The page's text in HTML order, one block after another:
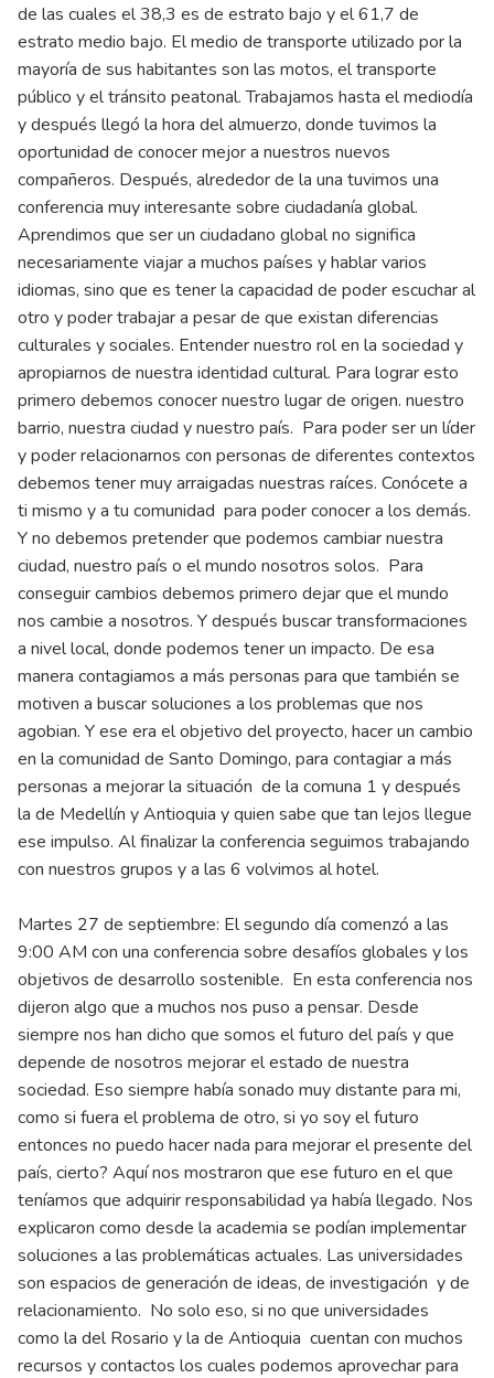
de las cuales el 38,3 es de estrato bajo y el 61,7 de
estrato medio bajo. El medio de transporte utilizado por la
mayoría de sus habitantes son las motos, el transporte
público y el tránsito peatonal. Trabajamos hasta el mediodía
y después llegó la hora del almuerzo, donde tuvimos la
oportunidad de conocer mejor a nuestros nuevos
compañeros. Después, alrededor de la una tuvimos una
conferencia muy interesante sobre ciudadanía global.
Aprendimos que ser un ciudadano global no significa
necesariamente viajar a muchos países y hablar varios
idiomas, sino que es tener la capacidad de poder escuchar al
otro y poder trabajar a pesar de que existan diferencias
culturales y sociales. Entender nuestro rol en la sociedad y
apropiarnos de nuestra identidad cultural. Para lograr esto
primero debemos conocer nuestro lugar de origen. nuestro
barrio, nuestra ciudad y nuestro país. Para poder ser un líder
y poder relacionarnos con personas de diferentes contextos
debemos tener muy arraigadas nuestras raíces. Conócete a
ti mismo y a tu comunidad para poder conocer a los demás.
Y no debemos pretender que podemos cambiar nuestra
ciudad, nuestro país o el mundo nosotros solos. Para
conseguir cambios debemos primero dejar que el mundo
nos cambie a nosotros. Y después buscar transformaciones
a nivel local, donde podemos tener un impacto. De esa
manera contagiamos a más personas para que también se
motiven a buscar soluciones a los problemas que nos
agobian. Y ese era el objetivo del proyecto, hacer un cambio
en la comunidad de Santo Domingo, para contagiar a más
personas a mejorar la situación de la comuna 1 y después
la de Medellín y Antioquia y quien sabe que tan lejos llegue
ese impulso. Al finalizar la conferencia seguimos trabajando
con nuestros grupos y a las 6 volvimos al hotel.
Martes 27 de septiembre: El segundo día comenzó a las
9:00 AM con una conferencia sobre desafíos globales y los
objetivos de desarrollo sostenible. En esta conferencia nos
dijeron algo que a muchos nos puso a pensar. Desde
siempre nos han dicho que somos el futuro del país y que
depende de nosotros mejorar el estado de nuestra
sociedad. Eso siempre había sonado muy distante para mi,
como si fuera el problema de otro, si yo soy el futuro
entonces no puedo hacer nada para mejorar el presente del
país, cierto? Aquí nos mostraron que ese futuro en el que
teníamos que adquirir responsabilidad ya había llegado. Nos
explicaron como desde la academia se podían implementar
soluciones a las problemáticas actuales. Las universidades
son espacios de generación de ideas, de investigación y de
relacionamiento. No solo eso, si no que universidades
como la del Rosario y la de Antioquia cuentan con muchos
recursos y contactos los cuales podemos aprovechar para